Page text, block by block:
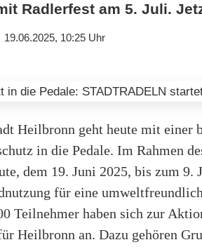
Radlerfest am 5. Juli.
19.06.2025, 10:25 Uhr
Heilbronn geht heute mit einer
in die Pedale. Im Rahmen
dem 19. Juni 2025, bis zum 9.
für eine
Teilnehmer haben sich zur
Heilbronn an. Dazu gehören